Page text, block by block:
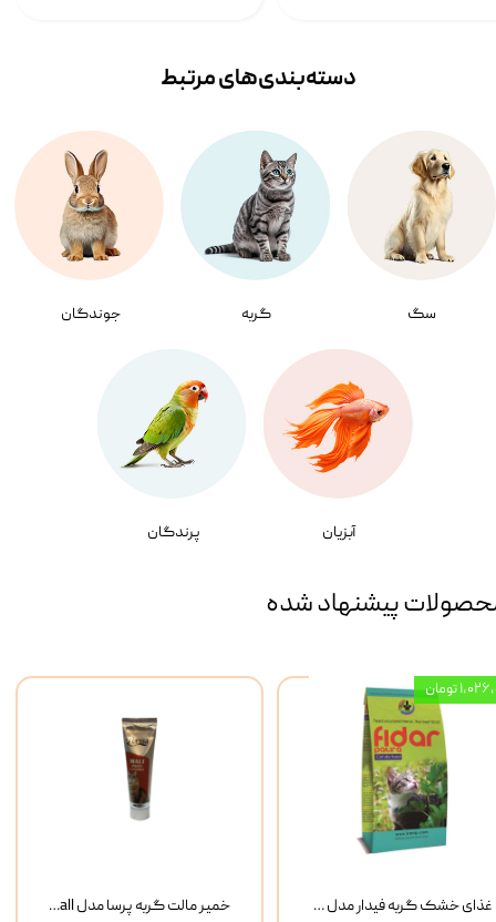
سگ گربه جوندگان
آبزیان پرندگان
دسته‌بندی‌‌های مرتبط
پیشنهاد شده
خمیر مالت گربه پرسا مدل Anti Hairball وزن 110 گرم غذای خشک گربه فیدار مدل Adult وزن 10 کیلوگرم
تومان